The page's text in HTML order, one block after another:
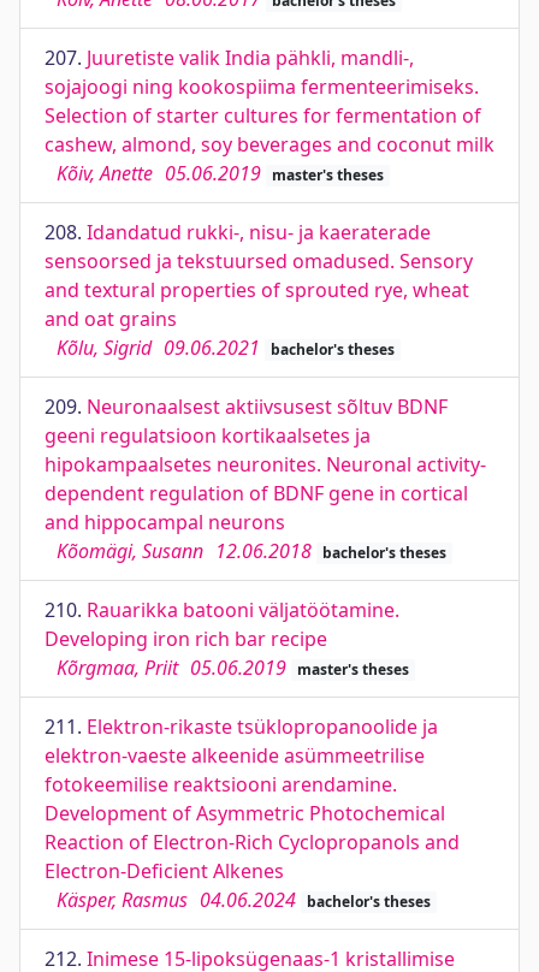
207. Juuretiste valik India pähkli, mandli-,
sojajoogi ning kookospiima fermenteerimiseks.
Selection of starter cultures for fermentation of
cashew, almond, soy beverages and coconut milk
Kõiv, Anette 05.06.2019 master's theses
208. Idandatud rukki-, nisu- ja kaeraterade
sensoorsed ja tekstuursed omadused. Sensory
and textural properties of sprouted rye, wheat
and oat grains
Kõlu, Sigrid 09.06.2021 bachelor's theses
209. Neuronaalsest aktiivsusest sõltuv BDNF
geeni regulatsioon kortikaalsetes ja
hipokampaalsetes neuronites. Neuronal activity-
dependent regulation of BDNF gene in cortical
and hippocampal neurons
Kõomägi, Susann 12.06.2018 bachelor's theses
210. Rauarikka batooni väljatöötamine.
Developing iron rich bar recipe
Kõrgmaa, Priit 05.06.2019 master's theses
211. Elektron-rikaste tsüklopropanoolide ja
elektron-vaeste alkeenide asümmeetrilise
fotokeemilise reaktsiooni arendamine.
Development of Asymmetric Photochemical
Reaction of Electron-Rich Cyclopropanols and
Electron-Deficient Alkenes
Käsper, Rasmus 04.06.2024 bachelor's theses
212. Inimese 15-lipoksügenaas-1 kristallimise